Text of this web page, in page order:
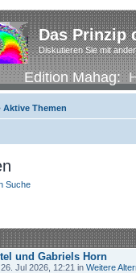
Das Prinzip
Diskutieren Sie mit
Edition Mahag:
Aktive Themen
Suche
und Gabriels Horn
Jul 2026, 12:21 in Weitere